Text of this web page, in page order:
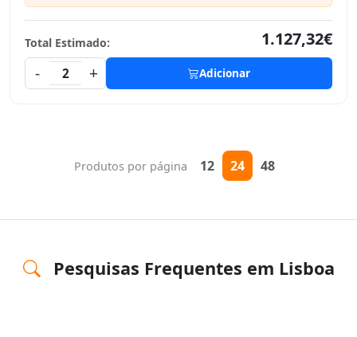
Total Estimado:
1.127,32€
-
2 + Adicionar
Produtos por página 12 24 48
Pesquisas Frequentes em Lisboa